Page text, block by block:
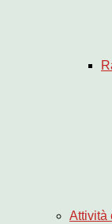
Attività